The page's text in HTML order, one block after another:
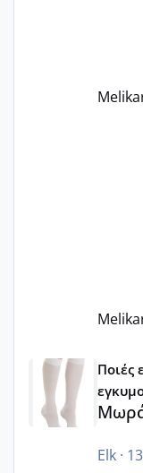
Μωράκια Μαΐου
Ποιές
Elk·